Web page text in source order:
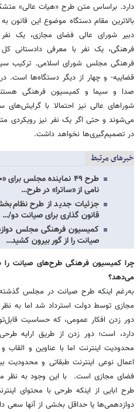
بالاترین مقام دستگاه موضوع این قانون
دبیر شورای عالی فضای مجازی، یک
فرهنگی، یک نفر با معرفی دادستانی
فرهنگی مجلس شورای اسلامی. ترکیب
شوراهای عالی نیز احتمالا با
می‌شوند و حتی اگر یک نفر نیز رویکردی
در تصمیم‌گیری‌ها نخواهد داشت.
خبرهای مرتبط
طرح ۴۹ نماینده مجلس
نامی از «ساترا» در طرح…
جزئیات جدید از طرح
قانون گذاری برای صیانت دو/…
کمیسیون فرهنگی مجلس
صیانت را از گور بیرون کشید…
چرا کمیسیون فرهنگی طرح‌های صیانت را
می‌دهد؟
به‌رغم اینکه طرح صیانت در مجلس
مجازی توسط دولت استرداد شد اما به
دور زدن افکار عمومی، که حساسیت
دارد، است؛ دور زدن از طریق ارایه
محدودیت اینترنت اما با عناوین و
اعمال نوعی اینترنت طبقاتی و
فضای مجازی است. با این وجود به نظر
طرح ابایی از اینکه طرحی با محتوای
دوازدهمی‌ها یا حداقل بخشی از آنها سعی